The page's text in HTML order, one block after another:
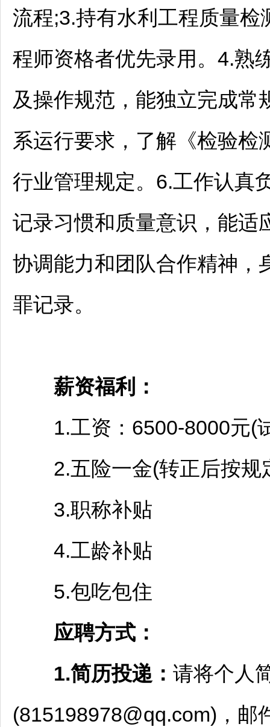
流程;3.持有水利工程质量
程师资格者优先录用。4.熟
及操作规范，能独立完成常
系运行要求，了解《检验检
行业管理规定。6.工作认真
记录习惯和质量意识，能适
协调能力和团队合作精神，
罪记录。
薪资福利
：
1.工资：6500-8000元(
2.五险一金(转正后按规
3.职称补贴
4.工龄补贴
5.包吃包住
应聘方式 ：
1.简历投递 ： 请将个人
(815198978@qq.com)，邮